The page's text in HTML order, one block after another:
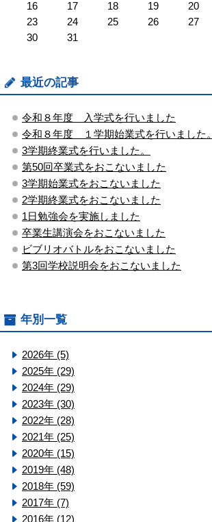
16
17 18 19 20
23
24 25 26 27
30
31
最近の記事
令和８年度 入学式を行いました
令和８年度 １学期始業式を行いました。
3学期終業式を行いました。
第50回卒業式をおこないました
3学期始業式をおこないました
2学期終業式をおこないました
1日勉強会を実施しました
卒業生講演会をおこないました
ビブリオバトルをおこないました
第3回学校説明会をおこないました
年別一覧
2026年 (5)
2025年 (29)
2024年 (29)
2023年 (30)
2022年 (28)
2021年 (25)
2020年 (15)
2019年 (48)
2018年 (59)
2017年 (7)
2016年 (12)